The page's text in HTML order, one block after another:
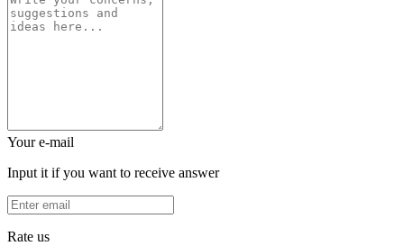
Your e-mail
Input it if you want to receive answer
Rate us